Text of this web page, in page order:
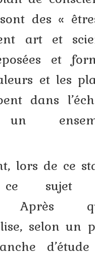
des «
art et
et
et les
dans
un
lors de ce
ce sujet
Après
selon un